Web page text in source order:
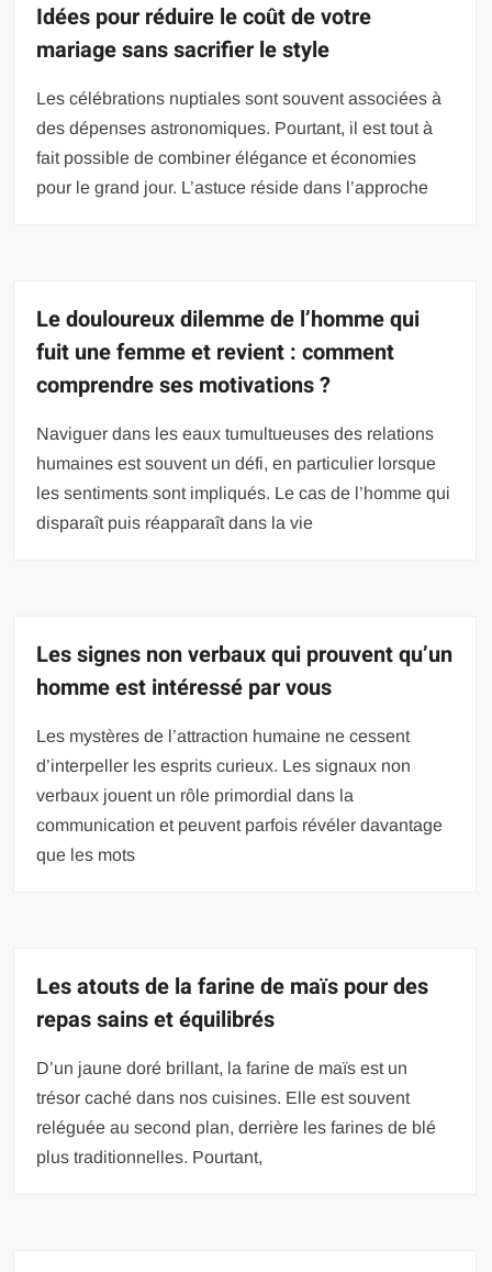
Idées pour réduire le coût de votre
mariage sans sacrifier le style
Les célébrations nuptiales sont souvent associées à
des dépenses astronomiques. Pourtant, il est tout à
fait possible de combiner élégance et économies
pour le grand jour. L’astuce réside dans l’approche
Le douloureux dilemme de l’homme qui
fuit une femme et revient : comment
comprendre ses motivations ?
Naviguer dans les eaux tumultueuses des relations
humaines est souvent un défi, en particulier lorsque
les sentiments sont impliqués. Le cas de l’homme qui
disparaît puis réapparaît dans la vie
Les signes non verbaux qui prouvent qu’un
homme est intéressé par vous
Les mystères de l’attraction humaine ne cessent
d’interpeller les esprits curieux. Les signaux non
verbaux jouent un rôle primordial dans la
communication et peuvent parfois révéler davantage
que les mots
Les atouts de la farine de maïs pour des
repas sains et équilibrés
D’un jaune doré brillant, la farine de maïs est un
trésor caché dans nos cuisines. Elle est souvent
reléguée au second plan, derrière les farines de blé
plus traditionnelles. Pourtant,